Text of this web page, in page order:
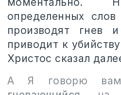
определенных
производят гнев
приводит к
Христос сказал
А Я говорю